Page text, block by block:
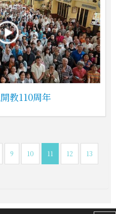
教110周年
9 10 11 12 13